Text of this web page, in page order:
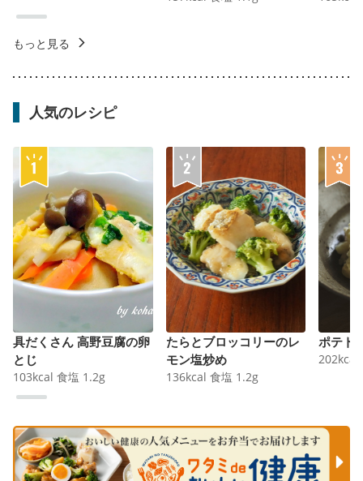
もっと見る
人気のレシピ
具だくさん 高野豆腐の卵
とじ
103kcal 食塩 1.2g
たらとブロッコリーのレ
モン塩炒め
136kcal 食塩 1.2g
ポテト
202kcal